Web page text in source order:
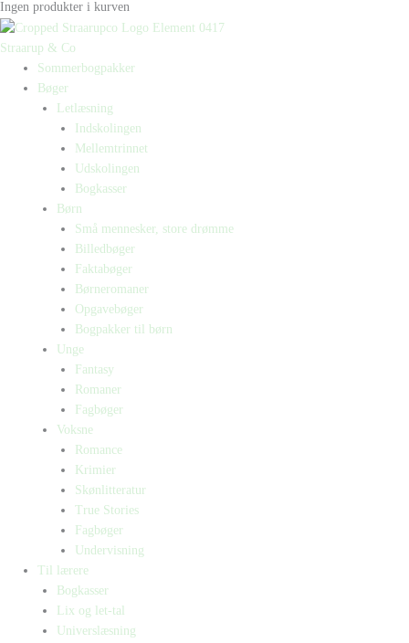
Ingen produkter i kurven
Straarup & Co
Sommerbogpakker
Bøger
Letlæsning
Indskolingen
Mellemtrinnet
Udskolingen
Bogkasser
Børn
Små mennesker, store drømme
Billedbøger
Faktabøger
Børneromaner
Opgavebøger
Bogpakker til børn
Unge
Fantasy
Romaner
Fagbøger
Voksne
Romance
Krimier
Skønlitteratur
True Stories
Fagbøger
Undervisning
Til lærere
Bogkasser
Lix og let-tal
Universlæsning